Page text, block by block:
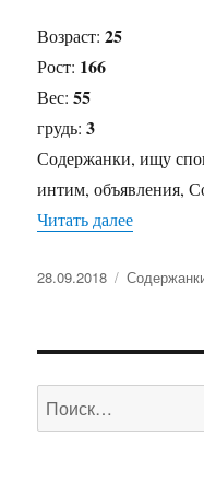
Возраст:25
Рост: 166
Вес:55
грудь:3
Содержанки, ищу
интим, объявления,
Читать далее
Опубликовано
28.09.2018 Рубрики
Искать: